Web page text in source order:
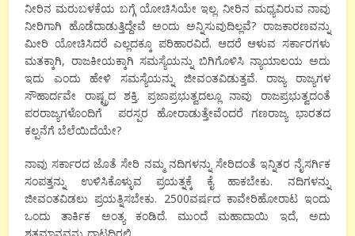
ನೀರಿನ ಮರುಬಳಕೆಯ ಬಗ್ಗೆ ಯೋಚಿಸಿಯೇ ಇಲ್ಲ. ನೀರಿನ ಮಧ್ಯವಿರುವ ನಾವು
ನೀರಿಗಾಗಿ ಹೊಡೆದಾಡುತ್ತಿದ್ದೇವೆ ಅಂದು ಅನ್ನಿಸುವುದಿಲ್ಲವೆ? ರಾಜಕಾರಣವನ್ನು
ಮೀರಿ ಯೋಚಿಸಿದರೆ ಎಲ್ಲದಕ್ಕೂ ಪರಿಹಾರವಿದೆ. ಆದರೆ ಆಳುವ ಸರ್ಕಾರಗಳು
ಮತಕ್ಕಾಗಿ, ರಾಜಕೀಯಕ್ಕಾಗಿ ಸಮಸ್ಯೆಯನ್ನು ಬಿಗಿಗೊಳಿಸಿ ನ್ಯಾಯಾಲಯ ಅದು
ಇದು ಎಂದು ಹೇಳಿ ಸಮಸ್ಯೆಯನ್ನು ಜೀವಂತವಿಡುತ್ತವೆ. ರಾಜ್ಯ ರಾಜ್ಯಗಳ
ಸೌಹಾರ್ದವೇ ರಾಷ್ಟ್ರದ ಶಕ್ತಿ. ಪ್ರಜಾಪ್ರಭುತ್ವದಲ್ಲೂ ನಾವು ರಾಜಪ್ರಭುತ್ವದಂತೆ
ಪರರಾಜ್ಯಗಳೊಂದಿಗೆ ಪರಸ್ಪರ ಹೋರಾಡುತ್ತೇವೆಂದರೆ ಗಣರಾಜ್ಯ ಭಾರತದ
ಕಲ್ಪನೆಗೆ ಬೆಲೆಯಿದೆಯೇ?
ನಾವು ಸರ್ಕಾರದ ಜೊತೆ ಸೇರಿ ನಮ್ಮ ನದಿಗಳನ್ನು ಸೇರಿದಂತೆ ಇನ್ನಿತರ ನೈಸರ್ಗಿಕ
ಸಂಪತ್ತನ್ನು ಉಳಿಸಿಕೊಳ್ಳುವ ಪ್ರಯತ್ನಕ್ಕೆ ಕೈ ಹಾಕಬೇಕು. ನದಿಗಳನ್ನು
ಜೀವಂತವಿಡಲು ಪ್ರಯತ್ನಿಸಬೇಕು. 2500ವರ್ಷದ ಕಾವೇರಿಹೋರಾಟ ಇಂದು
ಒಂದು ತಾರ್ಕಿಕ ಅಂತ್ಯ ಕಂಡಿದೆ. ಮುಂದೆ ಮಹಾದಾಯಿ ಇದೆ, ಅದು